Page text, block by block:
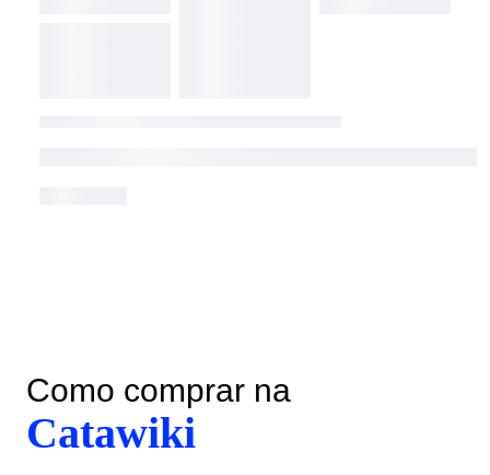
Como comprar na
Catawiki